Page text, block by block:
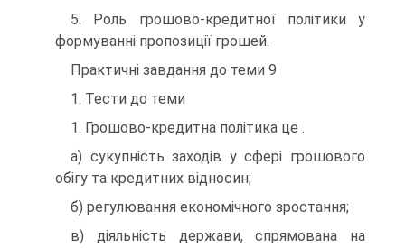
5. Роль грошово-кредитної політики у
формуванні пропозиції грошей.
Практичні завдання до теми 9
1. Тести до теми
1. Грошово-кредитна політика це .
а) сукупність заходів у сфері грошового
обігу та кредитних відносин;
б) регулювання економічного зростання;
в) діяльність держави, спрямована на